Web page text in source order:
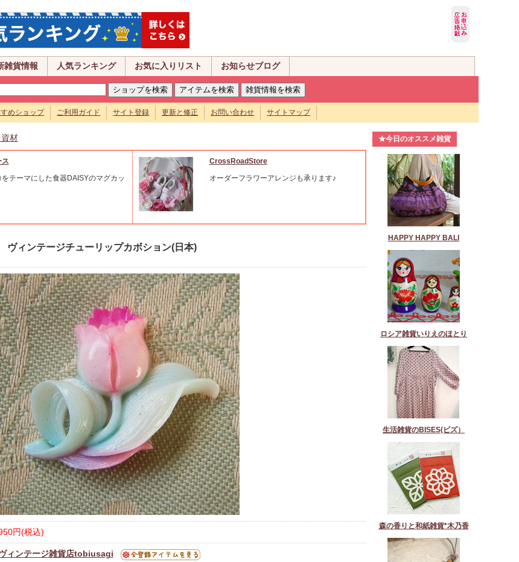
雑貨情報 人気ランキング お気に入りリスト お知らせブログ
めショップ ご利用ガイド サイト登録 更新と修正 お問い合わせ サイトマップ
材
ス
をテーマにした食器DAISYのマグカッ
CrossRoadStore
オーダーフラワーアレンジも承ります♪
ヴィンテージチューリップカボション(日本)
円(税込)
ィンテージ雑貨店tobiusagi
★今日のオススメ雑貨
HAPPY HAPPY BALI
ロシア雑貨いりえのほとり
生活雑貨のBISES(ビズ）
森の香りと和紙雑貨*木乃香